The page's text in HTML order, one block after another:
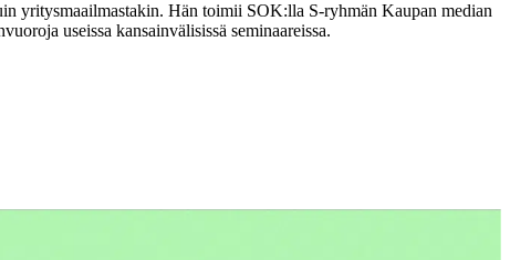
yritysmaailmastakin. Hän toimii SOK:lla S-ryhmän Kaupan median
useissa kansainvälisissä seminaareissa.